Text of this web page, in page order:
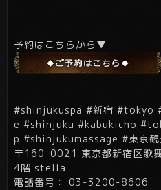
予約はこちらから▼
#shinjukuspa #新宿 #tokyo
e #shinjuku #kabukicho
p #shinjukumassage #東京観
〒160-0021 東京都新宿区歌
4階 stella
電話番号： 03-3200-8606